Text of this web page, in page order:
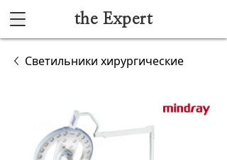
the Expert
Анестезиология и реанимация
Гибкая эндоскопия
Светильники хирургические